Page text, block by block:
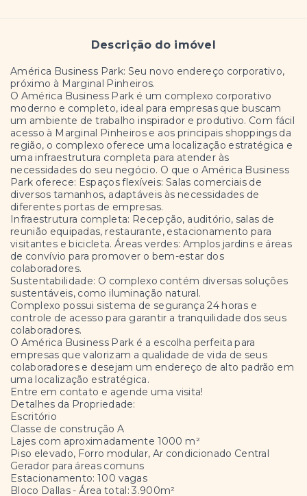
Descrição do imóvel
América Business Park: Seu novo endereço corporativo,
próximo à Marginal Pinheiros.
O América Business Park é um complexo corporativo
moderno e completo, ideal para empresas que buscam
um ambiente de trabalho inspirador e produtivo. Com fácil
acesso à Marginal Pinheiros e aos principais shoppings da
região, o complexo oferece uma localização estratégica e
uma infraestrutura completa para atender às
necessidades do seu negócio. O que o América Business
Park oferece: Espaços flexíveis: Salas comerciais de
diversos tamanhos, adaptáveis às necessidades de
diferentes portas de empresas.
Infraestrutura completa: Recepção, auditório, salas de
reunião equipadas, restaurante, estacionamento para
visitantes e bicicleta. Áreas verdes: Amplos jardins e áreas
de convívio para promover o bem-estar dos
colaboradores.
Sustentabilidade: O complexo contém diversas soluções
sustentáveis, como iluminação natural.
Complexo possui sistema de segurança 24 horas e
controle de acesso para garantir a tranquilidade dos seus
colaboradores.
O América Business Park é a escolha perfeita para
empresas que valorizam a qualidade de vida de seus
colaboradores e desejam um endereço de alto padrão em
uma localização estratégica.
Entre em contato e agende uma visita!
Detalhes da Propriedade:
Escritório
Classe de construção A
Lajes com aproximadamente 1000 m²
Piso elevado, Forro modular, Ar condicionado Central
Gerador para áreas comuns
Estacionamento: 100 vagas
Bloco Dallas - Área total: 3.900m²